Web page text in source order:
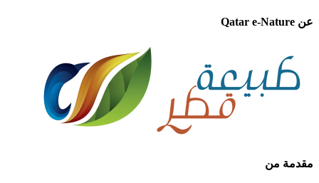
عن Qatar e-Nature
مقدمة من